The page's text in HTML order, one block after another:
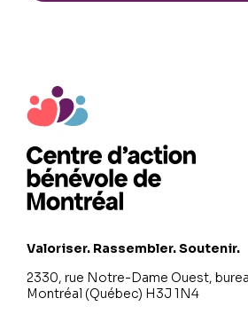
Valoriser. Rassembler. Soutenir.
2330, rue Notre-Dame Ouest,
Montréal (Québec) H3J 1N4